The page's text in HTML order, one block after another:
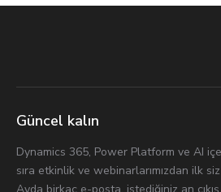
Güncel kalın
Dynamics 365, Power Platform ve AI
sıra etkinlik ve webinarlarımızdan ilk